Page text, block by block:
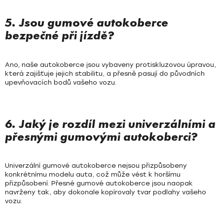
5. Jsou gumové autokoberce
bezpečné při jízdě?
Ano, naše autokoberce jsou vybaveny protiskluzovou úpravou,
která zajišťuje jejich stabilitu, a přesně pasují do původních
upevňovacích bodů vašeho vozu.
6. Jaký je rozdíl mezi univerzálními a
přesnými gumovými autokoberci?
Univerzální gumové autokoberce nejsou přizpůsobeny
konkrétnímu modelu auta, což může vést k horšímu
přizpůsobení. Přesné gumové autokoberce jsou naopak
navrženy tak, aby dokonale kopírovaly tvar podlahy vašeho
vozu.